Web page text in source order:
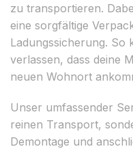
zu transportieren.
eine sorgfältige
Ladungssicherung. So
verlassen, dass deine
neuen Wohnort
Unser umfassender
reinen Transport,
Demontage und